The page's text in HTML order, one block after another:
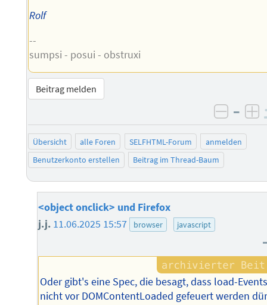
Rolf
--
sumpsi - posui - obstruxi
Beitrag melden
–
Übersicht alle Foren SELFHTML-Forum
anmelden
Benutzerkonto erstellen
Beitrag im Thread-Baum
<object onclick> und Firefox
j.j. 11.06.2025 15:57 browser javascript
Oder gibt's eine Spec, die besagt, dass load-
nicht vor DOMContentLoaded gefeuert werden